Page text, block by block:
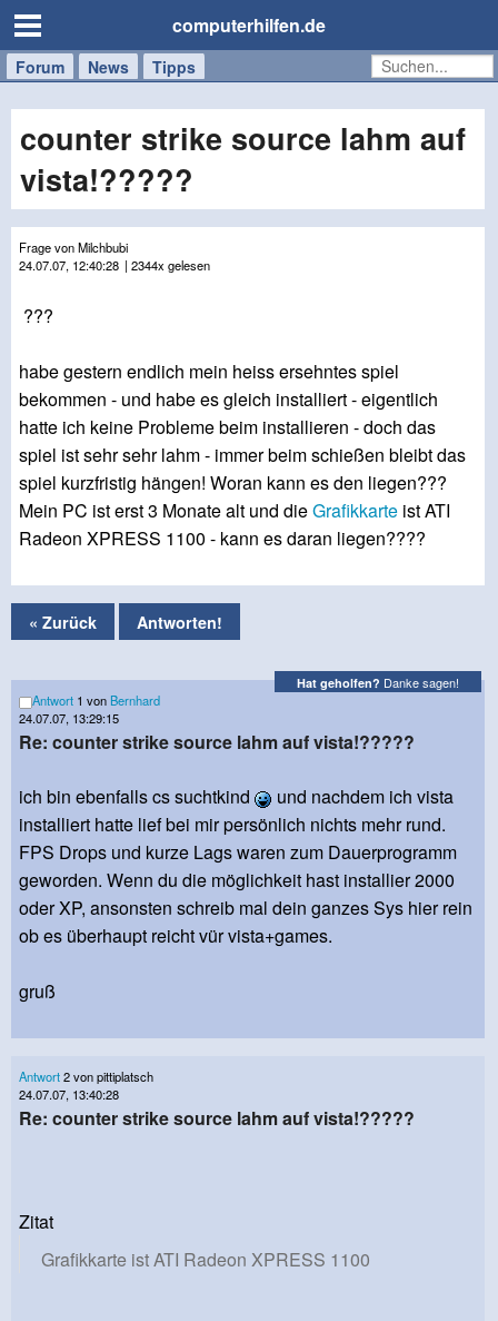
computerhilfen.de
Forum News Tipps
Handy
Tablet
Windows
Mac
counter strike source lahm auf
vista!?????
Frage von Milchbubi
24.07.07, 12:40:28 | 2344x gelesen
???
habe gestern endlich mein heiss ersehntes spiel
bekommen - und habe es gleich installiert - eigentlich
hatte ich keine Probleme beim installieren - doch das
spiel ist sehr sehr lahm - immer beim schießen bleibt das
spiel kurzfristig hängen! Woran kann es den liegen???
Mein PC ist erst 3 Monate alt und dieGrafikkarte ist ATI
Radeon XPRESS 1100 - kann es daran liegen????
« Zurück Antworten!
Hat geholfen? Danke sagen!
Antwort 1 von Bernhard
24.07.07, 13:29:15
Re: counter strike source lahm auf vista!?????
ich bin ebenfalls cs suchtkind
und nachdem ich vista
installiert hatte lief bei mir persönlich nichts mehr rund.
FPS Drops und kurze Lags waren zum Dauerprogramm
geworden. Wenn du die möglichkeit hast installier 2000
oder XP, ansonsten schreib mal dein ganzes Sys hier rein
ob es überhaupt reicht vür vista+games.
gruß
Antwort2 von pittiplatsch
24.07.07, 13:40:28
Re: counter strike source lahm auf vista!?????
Zitat
Grafikkarte ist ATI Radeon XPRESS 1100